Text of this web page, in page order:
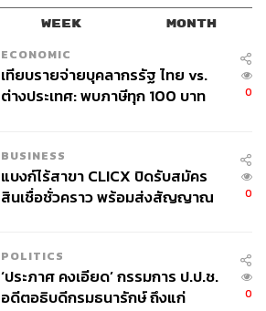
WEEK MONTH
ECONOMIC
เทียบรายจ่ายบุคลากรรัฐ ไทย vs.
ต่างประเทศ: พบภาษีทุก 100 บาท
0
BUSINESS
แบงก์ไร้สาขา CLICX ปิดรับสมัคร
สินเชื่อชั่วคราว พร้อมส่งสัญญาณ
0
POLITICS
‘ประภาศ คงเอียด’ กรรมการ ป.ป.ช.
อดีตอธิบดีกรมธนารักษ์ ถึงแก่
0